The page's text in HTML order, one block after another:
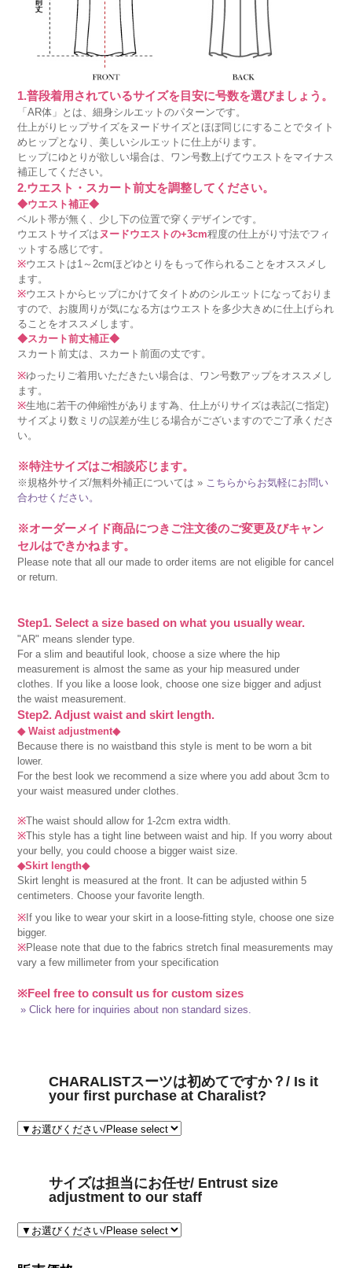
1.普段着用されているサイズを目安に号数を選びましょう。
「AR体」とは、細身シルエットのパターンです。
仕上がりヒップサイズをヌードサイズとほぼ同じにすることでタイト
めヒップとなり、美しいシルエットに仕上がります。
ヒップにゆとりが欲しい場合は、ワン号数上げてウエストをマイナス
補正してください。
2.ウエスト・スカート前丈を調整してください。
◆ウエスト補正◆
ベルト帯が無く、少し下の位置で穿くデザインです。
ウエストサイズは ヌードウエストの+3cm程度の仕上がり寸法でフィ
ットする感じです。
※ウエストは1～2cmほどゆとりをもって作られることをオススメし
ます。
※ウエストからヒップにかけてタイトめのシルエットになっておりま
すので、お腹周りが気になる方はウエストを多少大きめに仕上げられ
ることをオススメします。
◆スカート前丈補正◆
スカート前丈は、スカート前面の丈です。
※ゆったりご着用いただきたい場合は、ワン号数アップをオススメし
ます。
※生地に若干の伸縮性があります為、仕上がりサイズは表記(ご指定)
サイズより数ミリの誤差が生じる場合がございますのでご了承くださ
い。
※特注サイズはご相談応じます。
※規格外サイズ/無料外補正については » こちらからお気軽にお問い
合わせください。
※オーダーメイド商品につきご注文後のご変更及びキャン
セルはできかねます。
Please note that all our made to order items are not eligible for cancel
or return.
Step1. Select a size based on what you usually wear.
"AR" means slender type.
For a slim and beautiful look, choose a size where the hip
measurement is almost the same as your hip measured under
clothes. If you like a loose look, choose one size bigger and adjust
the waist measurement.
Step2. Adjust waist and skirt length.
◆ Waist adjustment◆
Because there is no waistband this style is ment to be worn a bit
lower.
For the best look we recommend a size where you add about 3cm to
your waist measured under clothes.
※The waist should allow for 1-2cm extra width.
※This style has a tight line between waist and hip. If you worry about
your belly, you could choose a bigger waist size.
◆Skirt length◆
Skirt lenght is measured at the front. It can be adjusted within 5
centimeters. Choose your favorite length.
※If you like to wear your skirt in a loose-fitting style, choose one size
bigger.
※Please note that due to the fabrics stretch final measurements may
vary a few millimeter from your specification
※Feel free to consult us for custom sizes
» Click here for inquiries about non standard sizes.
CHARALISTスーツは初めてですか？/ Is it
your first purchase at Charalist?
サイズは担当にお任せ/ Entrust size
adjustment to our staff